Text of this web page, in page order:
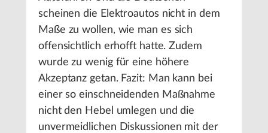
scheinen die Elektroautos nicht in dem
Maße zu wollen, wie man es sich
offensichtlich erhofft hatte. Zudem
wurde zu wenig für eine höhere
Akzeptanz getan. Fazit: Man kann bei
einer so einschneidenden Maßnahme
nicht den Hebel umlegen und die
unvermeidlichen Diskussionen mit der